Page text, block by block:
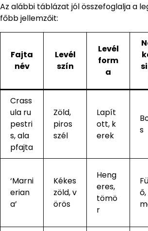
Az alábbi táblázat jól összefoglalja a
főbb jellemzőit:
Fajta
név
Levél
szín
Levél
form
a
Crass
ula ru
pestri
s, ala
pfajta
Zöld,
piros
szél
Lapít
ott, k
erek
s
‘Marni
erian
a’
Kékes
zöld, v
örös
Heng
eres,
tömö
r